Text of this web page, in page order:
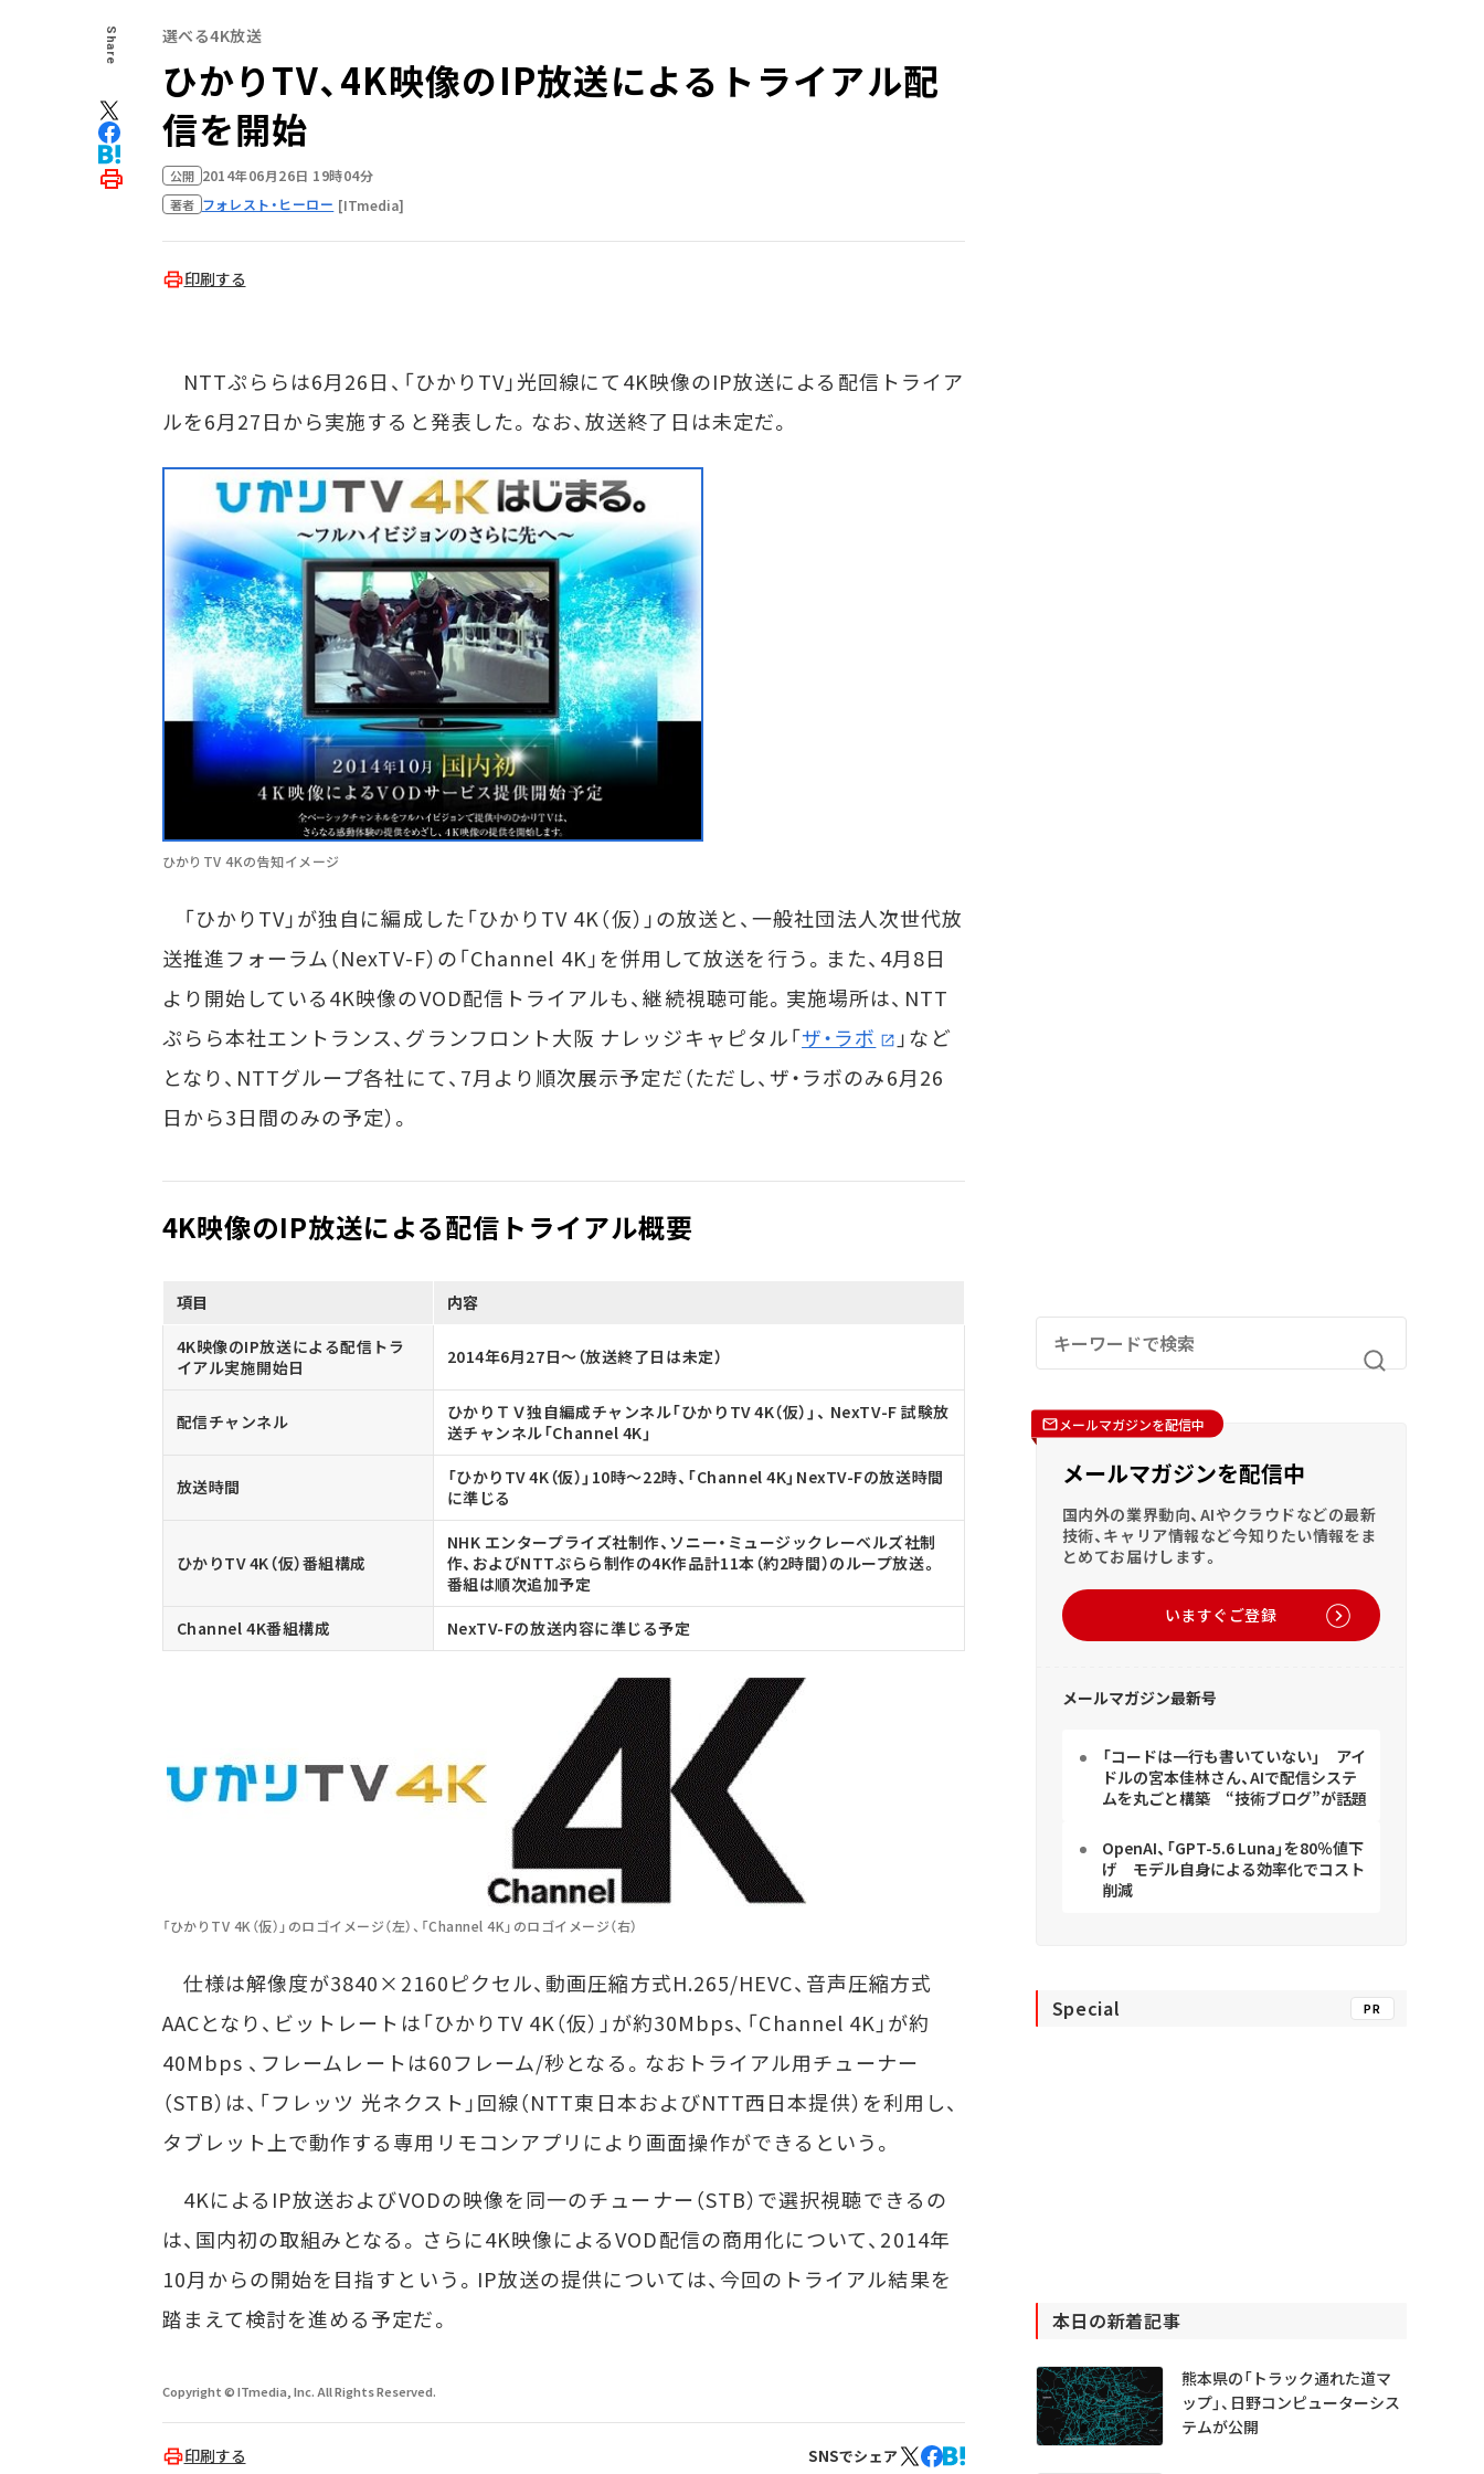
Share 選べる4K放送
ひかりTV、4K映像のIP放送によるトライアル配
信を開始
公開 2014年06月26日 19時04分
著者 フォレスト・ヒーロー [ITmedia]
印刷する
NTTぷららは6月26日、「ひかりTV」光回線にて4K映像のIP放送による配信トライア
ルを6月27日から実施すると発表した。なお、放送終了日は未定だ。
ひかりTV 4Kの告知イメージ
「ひかりTV」が独自に編成した「ひかりTV 4K（仮）」の放送と、一般社団法人次世代放
送推進フォーラム（NexTV-F）の「Channel 4K」を併用して放送を行う。また、4月8日
より開始している4K映像のVOD配信トライアルも、継続視聴可能。実施場所は、NTT
ぷらら本社エントランス、グランフロント大阪 ナレッジキャピタル「ザ・ラボ
」など
となり、NTTグループ各社にて、7月より順次展示予定だ（ただし、ザ・ラボのみ6月26
日から3日間のみの予定）。
4K映像のIP放送による配信トライアル概要
項目
内容
4K映像のIP放送による配信トラ
イアル実施開始日
2014年6月27日～（放送終了日は未定）
配信チャンネル
ひかりＴＶ独自編成チャンネル「ひかりTV 4K（仮）」、 NexTV-F 試験放
送チャンネル「Channel 4K」
放送時間
「ひかりTV 4K（仮）」10時～22時、「Channel 4K」NexTV-Fの放送時間
に準じる
ひかりTV 4K（仮）番組構成
NHK エンタープライズ社制作、ソニー・ミュージックレーベルズ社制
作、およびNTTぷらら制作の4K作品計11本（約2時間）のループ放送。
番組は順次追加予定
Channel 4K番組構成
NexTV-Fの放送内容に準じる予定
「ひかりTV 4K（仮）」のロゴイメージ（左）、「Channel 4K」のロゴイメージ（右）
仕様は解像度が3840×2160ピクセル、動画圧縮方式H.265/HEVC、音声圧縮方式
AACとなり、ビットレートは「ひかりTV 4K（仮）」が約30Mbps、「Channel 4K」が約
40Mbps 、フレームレートは60フレーム/秒となる。なおトライアル用チューナー
（STB）は、「フレッツ 光ネクスト」回線（NTT東日本およびNTT西日本提供）を利用し、
タブレット上で動作する専用リモコンアプリにより画面操作ができるという。
4KによるIP放送およびVODの映像を同一のチューナー（STB）で選択視聴できるの
は、国内初の取組みとなる。さらに4K映像によるVOD配信の商用化について、2014年
10月からの開始を目指すという。IP放送の提供については、今回のトライアル結果を
踏まえて検討を進める予定だ。
Copyright © ITmedia, Inc. All Rights Reserved.
印刷する SNSでシェア
メールマガジンを配信中
メールマガジンを配信中
国内外の業界動向、AIやクラウドなどの最新
技術、キャリア情報など今知りたい情報をま
とめてお届けします。
いますぐご登録
メールマガジン最新号
「コードは一行も書いていない」 アイ
ドルの宮本佳林さん、AIで配信システ
ムを丸ごと構築 “技術ブログ”が話題
OpenAI、「GPT-5.6 Luna」を80％値下
げ モデル自身による効率化でコスト
削減
Special PR
本日の新着記事
熊本県の「トラック通れた道マ
ップ」、日野コンピューターシス
テムが公開